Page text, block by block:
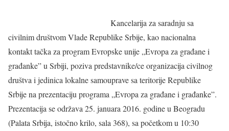
Kancelarija za saradnju sa
civilnim društvom Vlade Republike Srbije, kao nacionalna
kontakt tačka za program Evropske unije „Evropa za građane i
građanke” u Srbiji, poziva predstavnike/ce organizacija civilnog
društva i jedinica lokalne samouprave sa teritorije Republike
Srbije na prezentaciju programa „Evropa za građane i građanke”.
Prezentacija se održava 25. januara 2016. godine u Beogradu
(Palata Srbija, istočno krilo, sala 368), sa početkom u 10:30